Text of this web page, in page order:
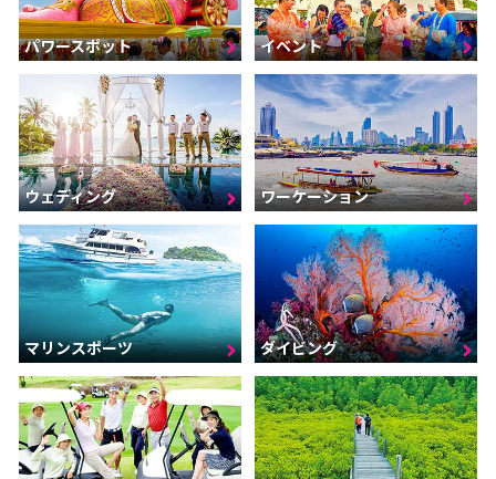
パワースポット イベント
ウェディング ワーケーション
マリンスポーツ ダイビング